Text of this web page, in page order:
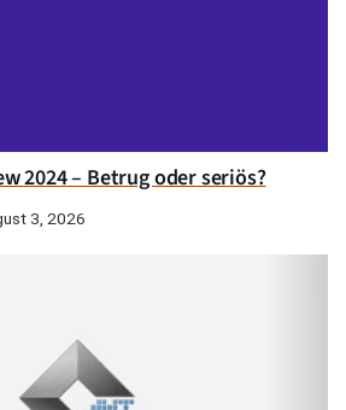
2024 – Betrug oder seriös?
3, 2026